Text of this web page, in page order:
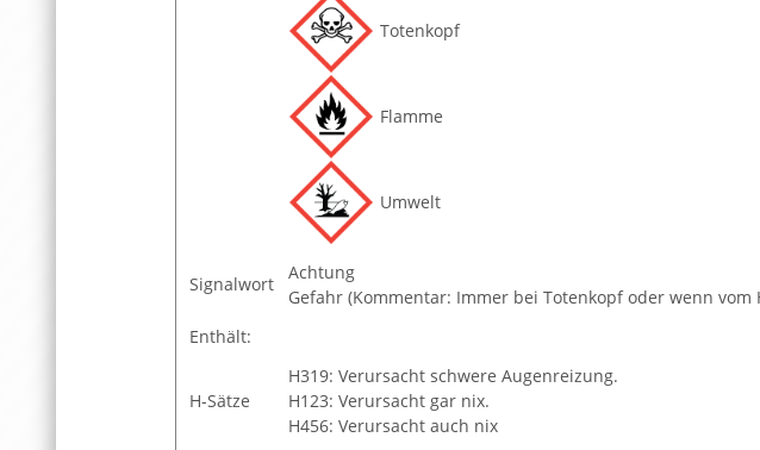
Totenkopf
Flamme
Umwelt
Signalwort
Achtung
Gefahr (Kommentar: Immer bei Totenkopf oder wenn
Enthält:
H-Sätze
H319: Verursacht schwere Augenreizung.
H123: Verursacht gar nix.
H456: Verursacht auch nix